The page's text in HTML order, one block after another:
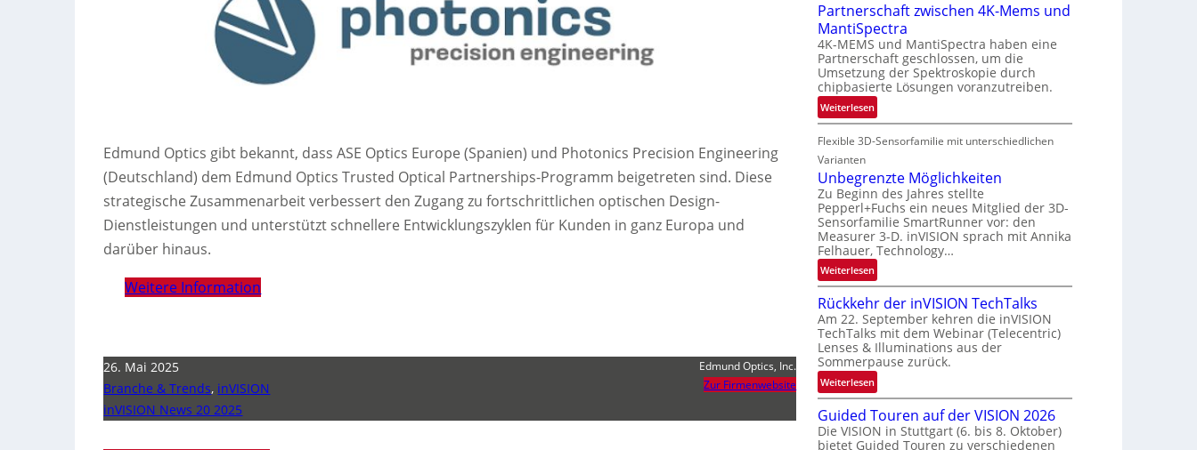
Edmund Optics gibt bekannt, dass ASE Optics Europe (Spanien) und Photonics Precision Engineering
(Deutschland) dem Edmund Optics Trusted Optical Partnerships-Programm beigetreten sind. Diese
strategische Zusammenarbeit verbessert den Zugang zu fortschrittlichen optischen Design-
Dienstleistungen und unterstützt schnellere Entwicklungszyklen für Kunden in ganz Europa und
darüber hinaus.
Weitere Information
26. Mai 2025
Branche & Trends, inVISION
inVISION News 20 2025
Edmund Optics, Inc.
Zur Firmenwebsite
i
e
i
n
L
u
f
t
-
u
n
d
R
a
u
m
f
h
r
t
t
e
c
h
n
M
E
A
-
R
e
g
Partnerschaft zwischen 4K-Mems und
MantiSpectra
4K-MEMS und MantiSpectra haben eine
Partnerschaft geschlossen, um die
Umsetzung der Spektroskopie durch
chipbasierte Lösungen voranzutreiben.
Weiterlesen:
P
a
t
n
e
r
c
h
f
t
z
w
i
s
c
h
e
Flexible 3D-Sensorfamilie mit unterschiedlichen
Varianten
Unbegrenzte Möglichkeiten
Zu Beginn des Jahres stellte
Pepperl+Fuchs ein neues Mitglied der 3D-
Sensorfamilie SmartRunner vor: den
Measurer 3-D. inVISION sprach mit Annika
Felhauer, Technology…
Weiterlesen:
U
n
b
e
g
r
e
z
t
Rückkehr der inVISION TechTalks
Am 22. September kehren die inVISION
TechTalks mit dem Webinar (Telecentric)
Lenses & Illuminations aus der
Sommerpause zurück.
Weiterlesen:
R
ü
c
Guided Touren auf der VISION 2026
Die VISION in Stuttgart (6. bis 8. Oktober)
bietet Guided Touren zu verschiedenen